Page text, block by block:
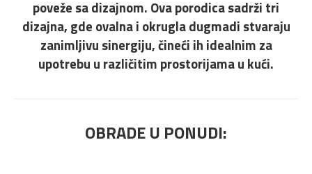
poveže sa dizajnom. Ova porodica sadrži tri
dizajna, gde ovalna i okrugla dugmadi stvaraju
zanimljivu sinergiju, čineći ih idealnim za
upotrebu u različitim prostorijama u kući.
OBRADE U PONUDI: